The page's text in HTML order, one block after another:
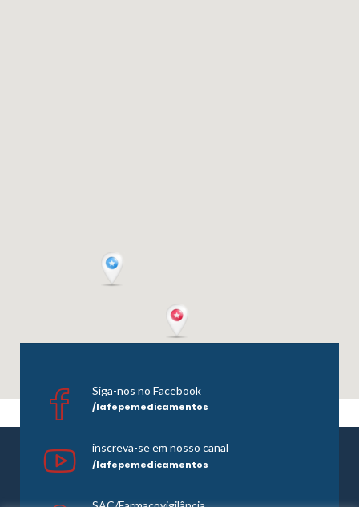
Siga-nos no Facebook
/lafepemedicamentos
inscreva-se em nosso canal
/lafepemedicamentos
SAC/Farmacovigilância